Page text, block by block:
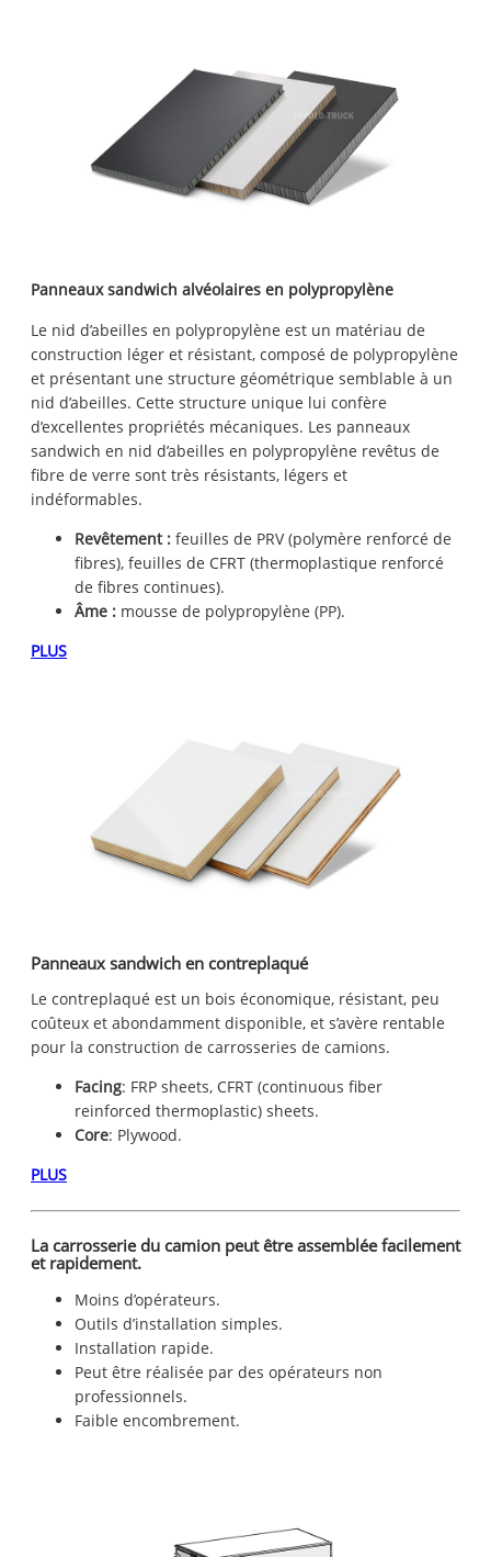
Panneaux sandwich alvéolaires en polypropylène
Le nid d’abeilles en polypropylène est un matériau de
construction léger et résistant, composé de polypropylène
et présentant une structure géométrique semblable à un
nid d’abeilles. Cette structure unique lui confère
d’excellentes propriétés mécaniques. Les panneaux
sandwich en nid d’abeilles en polypropylène revêtus de
fibre de verre sont très résistants, légers et
indéformables.
Revêtement : feuilles de PRV (polymère renforcé de
fibres), feuilles de CFRT (thermoplastique renforcé
de fibres continues).
Âme : mousse de polypropylène (PP).
PLUS
Panneaux sandwich en contreplaqué
Le contreplaqué est un bois économique, résistant, peu
coûteux et abondamment disponible, et s’avère rentable
pour la construction de carrosseries de camions.
Facing: FRP sheets, CFRT (continuous fiber
reinforced thermoplastic) sheets.
Core: Plywood.
PLUS
La carrosserie du camion peut être assemblée facilement
et rapidement.
Moins d’opérateurs.
Outils d’installation simples.
Installation rapide.
Peut être réalisée par des opérateurs non
professionnels.
Faible encombrement.